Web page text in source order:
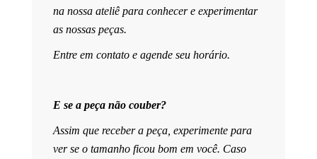
na nossa ateliê para conhecer e experimentar
as nossas peças.
Entre em contato e agende seu horário.
E se a peça não couber?
Assim que receber a peça, experimente para
ver se o tamanho ficou bom em você. Caso